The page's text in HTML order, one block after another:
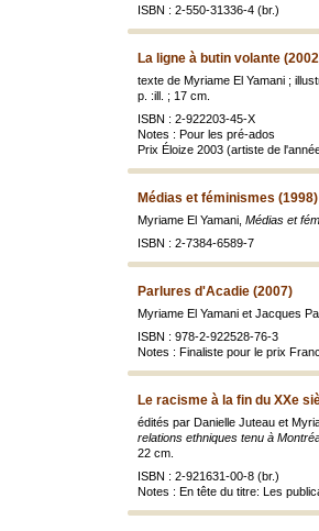
ISBN : 2-550-31336-4 (br.)
La ligne à butin volante
texte de Myriame El Yamani ;
p. :ill. ; 17 cm.
ISBN : 2-922203-45-X
Notes : Pour les pré-ados
Prix Éloize 2003 (artiste de
Médias et féminismes (1998)
Myriame El Yamani, Médias et
ISBN : 2-7384-6589-7
Parlures d'Acadie (2007)
Myriame El Yamani et Jacques
ISBN : 978-2-922528-76-3
Notes : Finaliste pour le prix
Le racisme à la fin du XXe
édités par Danielle Juteau et
relations ethniques tenu à
22 cm.
ISBN : 2-921631-00-8 (br.)
Notes : En tête du titre: Les